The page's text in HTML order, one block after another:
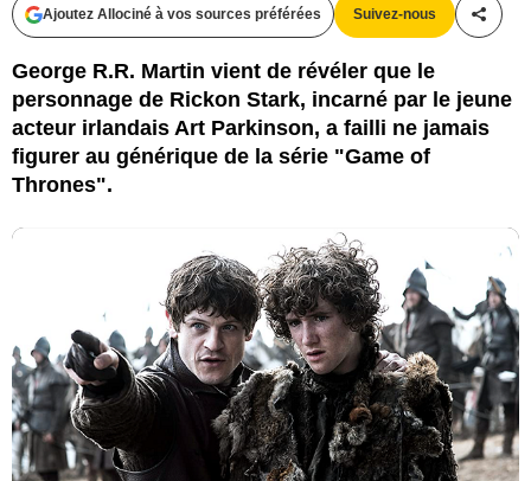
Ajoutez Allociné à vos sources préférées Suivez-nous
George R.R. Martin vient de révéler que le
personnage de Rickon Stark, incarné par le jeune
acteur irlandais Art Parkinson, a failli ne jamais
figurer au générique de la série "Game of
Thrones".